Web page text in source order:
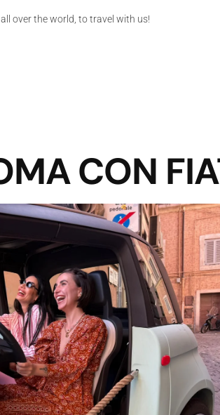
over the world, to travel with us!
CON